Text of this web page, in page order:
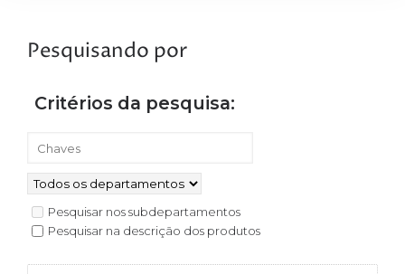
Pesquisando por
Critérios da pesquisa:
Pesquisar nos subdepartamentos
Pesquisar na descrição dos produtos